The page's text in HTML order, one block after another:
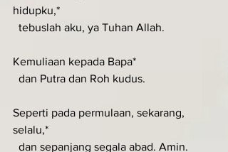
hidupku,*
  tebuslah aku, ya Tuhan Allah.
Kemuliaan kepada Bapa*
  dan Putra dan Roh kudus.
Seperti pada permulaan, sekarang,
selalu,*
  dan sepanjang segala abad. Amin.